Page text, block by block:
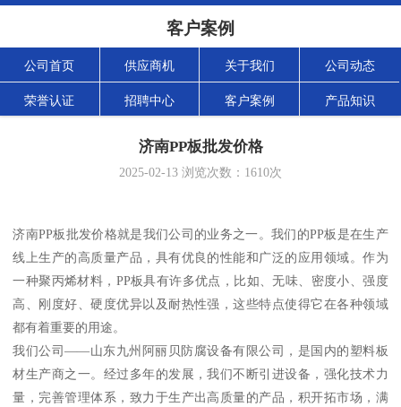
客户案例
公司首页 供应商机 关于我们 公司动态
荣誉认证 招聘中心 客户案例 产品知识
济南PP板批发价格
2025-02-13 浏览次数： 1610次
济南PP板批发价格就是我们公司的业务之一。我们的PP板是在生产
线上生产的高质量产品，具有优良的性能和广泛的应用领域。作为
一种聚丙烯材料，PP板具有许多优点，比如、无味、密度小、强度
高、刚度好、硬度优异以及耐热性强，这些特点使得它在各种领域
都有着重要的用途。
我们公司——山东九州阿丽贝防腐设备有限公司，是国内的塑料板
材生产商之一。经过多年的发展，我们不断引进设备，强化技术力
量，完善管理体系，致力于生产出高质量的产品，积开拓市场，满